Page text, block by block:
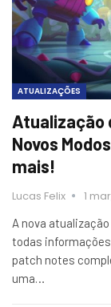
ATUALIZAÇÕES
Atualização
Novos
mais!
Lucas Felix 1
A nova
todas
patch notes
uma…